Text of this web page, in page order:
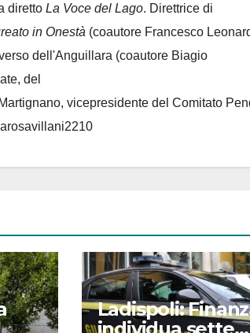
diretto La Voce del Lago. Direttrice di
in Onestà (coautore Francesco
dell'Anguillara (coautore Biagio
, del
, vicepresidente del Comitato
Ladispoli: